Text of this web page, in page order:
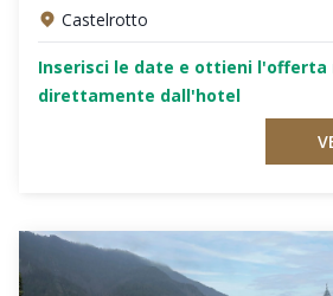
Castelrotto
Inserisci le date e ottieni l'offerta
direttamente dall'hotel